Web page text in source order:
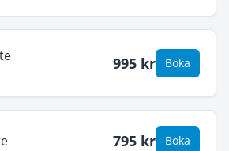
995 kr Boka
795 kr Boka